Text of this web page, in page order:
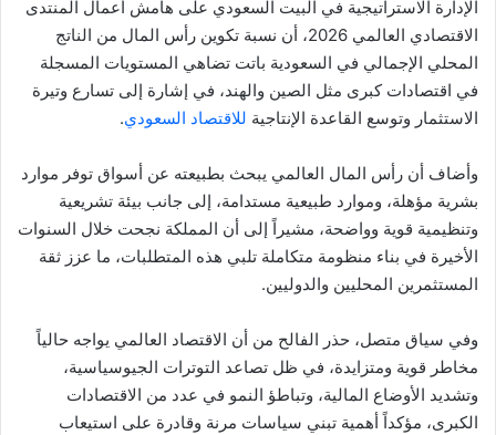
الإدارة الاستراتيجية في البيت السعودي على هامش أعمال المنتدى
الاقتصادي العالمي 2026، أن نسبة تكوين رأس المال من الناتج
المحلي الإجمالي في السعودية باتت تضاهي المستويات المسجلة
في اقتصادات كبرى مثل الصين والهند، في إشارة إلى تسارع وتيرة
الاستثمار وتوسع القاعدة الإنتاجية للاقتصاد السعودي.
وأضاف أن رأس المال العالمي يبحث بطبيعته عن أسواق توفر موارد
بشرية مؤهلة، وموارد طبيعية مستدامة، إلى جانب بيئة تشريعية
وتنظيمية قوية وواضحة، مشيراً إلى أن المملكة نجحت خلال السنوات
الأخيرة في بناء منظومة متكاملة تلبي هذه المتطلبات، ما عزز ثقة
المستثمرين المحليين والدوليين.
وفي سياق متصل، حذر الفالح من أن الاقتصاد العالمي يواجه حالياً
مخاطر قوية ومتزايدة، في ظل تصاعد التوترات الجيوسياسية،
وتشديد الأوضاع المالية، وتباطؤ النمو في عدد من الاقتصادات
الكبرى، مؤكداً أهمية تبني سياسات مرنة وقادرة على استيعاب